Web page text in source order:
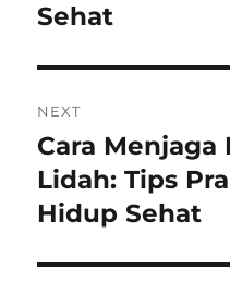
Sehat
NEXT
Next
post:
Cara Menjaga
Lidah: Tips
Hidup Sehat